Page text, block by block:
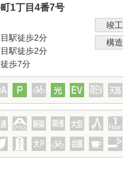
1丁目4番7号
駅徒歩2分
駅徒歩2分
歩7分
竣工
構造